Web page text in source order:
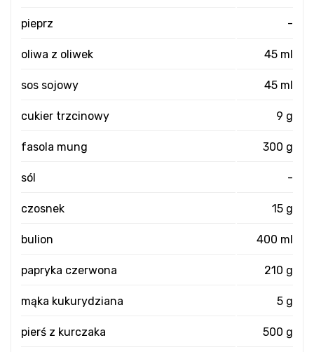
pieprz -
oliwa z oliwek 45 ml
sos sojowy 45 ml
cukier trzcinowy 9 g
fasola mung 300 g
sól -
czosnek 15 g
bulion 400 ml
papryka czerwona 210 g
mąka kukurydziana 5 g
pierś z kurczaka 500 g